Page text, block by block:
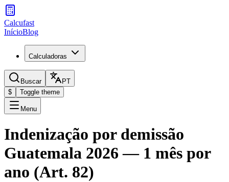
Calcufast
InícioBlog
Calculadoras
Buscar
PT
$
Toggle theme
Menu
Indenização por demissão
Guatemala 2026 — 1 mês por
ano (Art. 82)